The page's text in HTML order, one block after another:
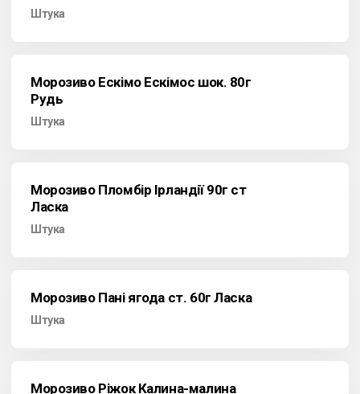
Штука
Морозиво Ескімо Ескімос шок. 80г
Рудь
Штука
Морозиво Пломбір Ірландії 90г ст
Ласка
Штука
Морозиво Пані ягода ст. 60г Ласка
Штука
Морозиво Ріжок Калина-малина